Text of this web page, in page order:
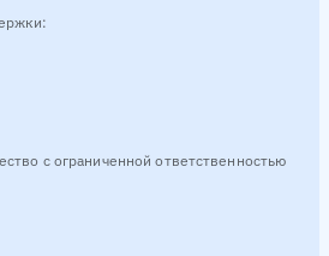
с ограниченной ответственностью